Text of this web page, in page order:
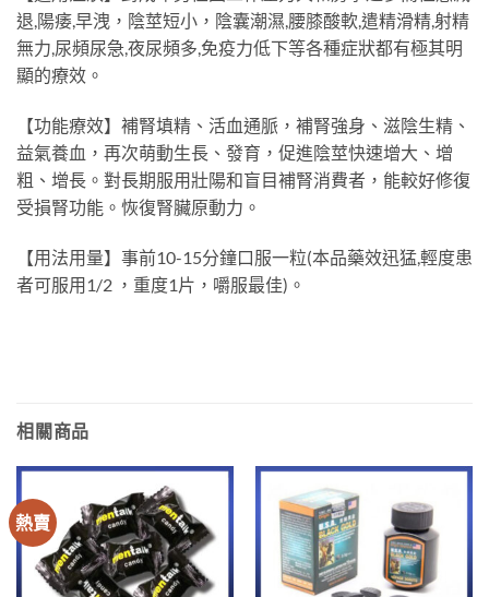
退,陽痿,早洩，陰莖短小，陰囊潮濕,腰膝酸軟,遣精滑精,射精
無力,尿頻尿急,夜尿頻多,免疫力低下等各種症狀都有極其明
顯的療效。
【功能療效】補腎填精、活血通脈，補腎強身、滋陰生精、
益氣養血，再次萌動生長、發育，促進陰莖快速增大、增
粗、增長。對長期服用壯陽和盲目補腎消費者，能較好修復
受損腎功能。恢復腎臟原動力。
【用法用量】事前10-15分鐘口服一粒(本品藥效迅猛,輕度患
者可服用1/2 ，重度1片，嚼服最佳)。
相關商品
熱賣